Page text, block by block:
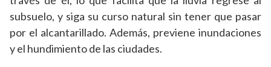
subsuelo, y siga su curso natural sin tener que pasar
por el alcantarillado. Además, previene inundaciones
y el hundimiento de las ciudades.